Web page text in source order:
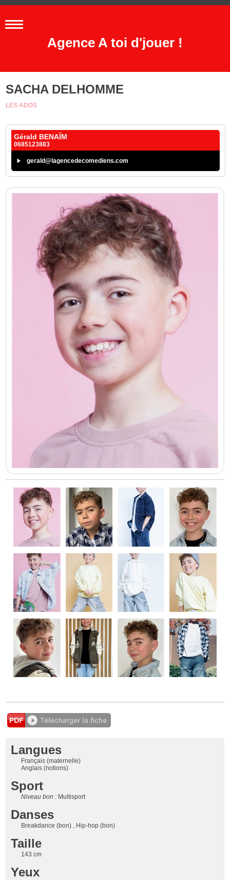
Agence A toi d'jouer !
SACHA DELHOMME
LES ADOS
Gérald BENAÏM
0685123883
gerald@lagencedecomediens.com
Langues
Français (maternelle)
Anglais (notions)
Sport
Niveau bon : Multisport
Danses
Breakdance (bon) , Hip-hop (bon)
Taille
143 cm
Yeux